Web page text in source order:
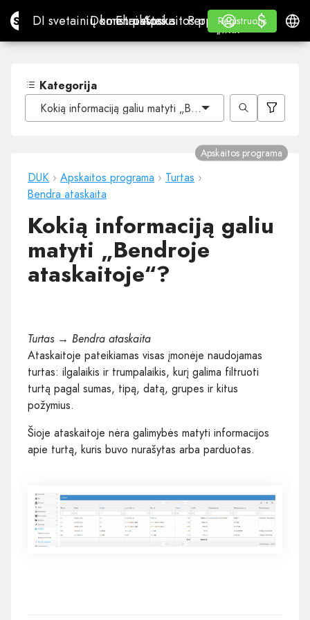
Site.proDI svetainių konstruktorius
DI svetainių konstruktorius
Domenai
DomenaiEl. paštas
El. paštasApskaitos programa
Apskaitos programa
Perpardavėjams
„WHITE LABEL“
Mokymasis
Mokymasis
Registruotis
Registruotis
Prisijungti
$
$
Kategorija
Kokią informaciją galiu matyti „Bendroje ataskaitoje“?
DUK › Apskaitos programa › Turtas ›
Bendra ataskaita
Apskaitos programa
Kokią informaciją galiu
matyti „Bendroje
ataskaitoje“?
Turtas → Bendra ataskaita
Ataskaitoje pateikiamas visas įmonėje naudojamas
turtas: ilgalaikis ir trumpalaikis, kurį galima filtruoti
turtą pagal sumas, tipą, datą, grupes ir kitus
požymius.
Šioje ataskaitoje nėra galimybės matyti informacijos
apie turtą, kuris buvo nurašytas arba parduotas.